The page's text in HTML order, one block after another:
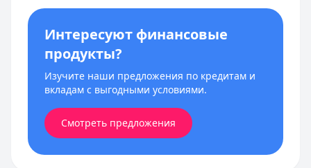
Интересуют финансовые
продукты?
Изучите наши предложения по кредитам и
вкладам с выгодными условиями.
Смотреть предложения